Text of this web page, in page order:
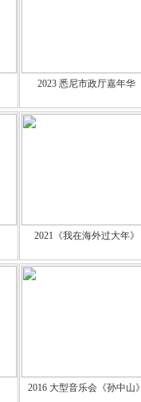
2023 悉尼市政厅嘉年华
2021《我在海外过大年》
2016 大型音乐会《孙中山》